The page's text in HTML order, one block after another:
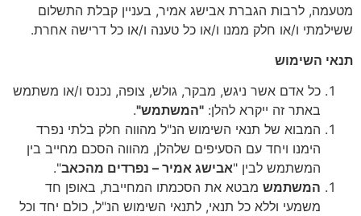
מטעמה, לרבות הגברת אבישג אמיר, בעניין קבלת התשלום
ששילמתי ו/או חלק ממנו ו/או כל טענה ו/או כל דרישה אחרת.
תנאי השימוש
כל אדם אשר ניגש, מבקר, גולש, צופה, נכנס ו/או משתמש
באתר זה ייקרא להלן: "המשתמש".
המבוא של תנאי השימוש הנ"ל מהווה חלק בלתי נפרד
הימנו ויחד עם הסעיפים שלהלן, מהווה הסכם מחייב בין
המשתמש לבין "אבישג אמיר – נפרדים מהכאב".
המשתמש מבטא את הסכמתו המחייבת, באופן חד
משמעי וללא כל תנאי, לתנאי השימוש הנ"ל, כולם יחד וכל